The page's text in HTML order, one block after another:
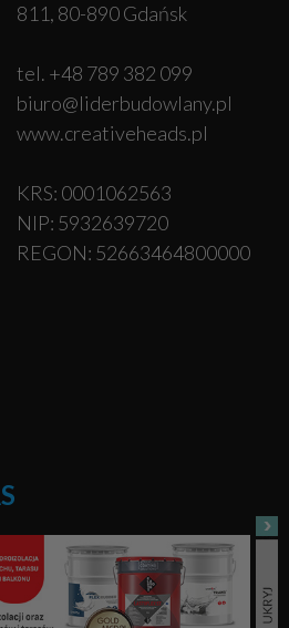
811, 80-890 Gdańsk
tel. +48 789 382 099
biuro@liderbudowlany.pl
www.creativeheads.pl
KRS: 0001062563
NIP: 5932639720
REGON: 52663464800000